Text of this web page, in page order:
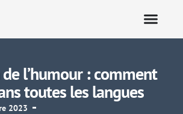
l’humour : comment
toutes les langues
2023